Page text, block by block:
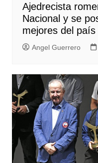
Ajedrecista
Nacional y se
mejores del país
Angel Guerrero